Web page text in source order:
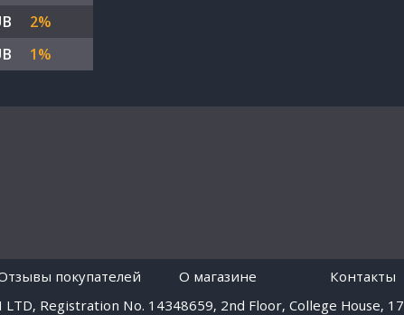
2%
1%
покупателей O магазине Контакты
LTD, Registration No. 14348659, 2nd Floor, College House,